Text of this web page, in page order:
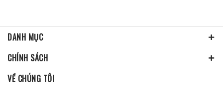
DANH MỤC
CHÍNH SÁCH
VỀ CHÚNG TÔI